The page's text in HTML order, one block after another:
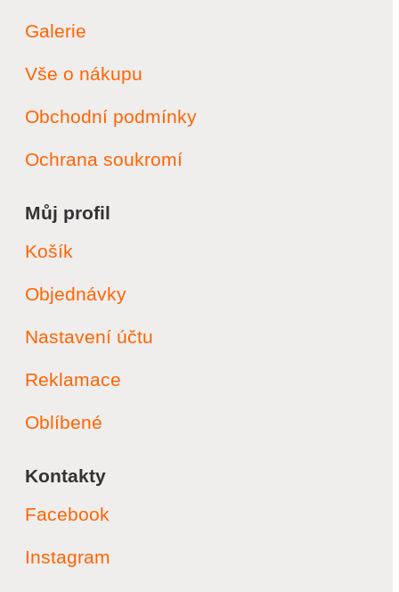
Galerie
Vše o nákupu
Obchodní podmínky
Ochrana soukromí
Můj profil
Košík
Objednávky
Nastavení účtu
Reklamace
Oblíbené
Kontakty
Facebook
Instagram